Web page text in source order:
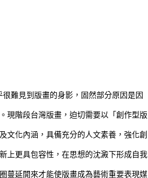
難見到版畫的身影，固然部分原因是因
現階段台灣版畫，迫切需要以「創作型版
文化內涵，具備充分的人文素養，強化創
上更具包容性，在思想的沈澱下形成自我
蔓延開來才能使版畫成為藝術重要表現媒